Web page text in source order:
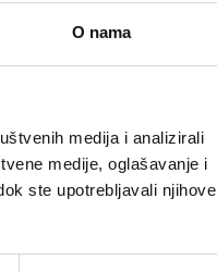
O nama
medija i analizirali
medije, oglašavanje i
ste upotrebljavali njihove